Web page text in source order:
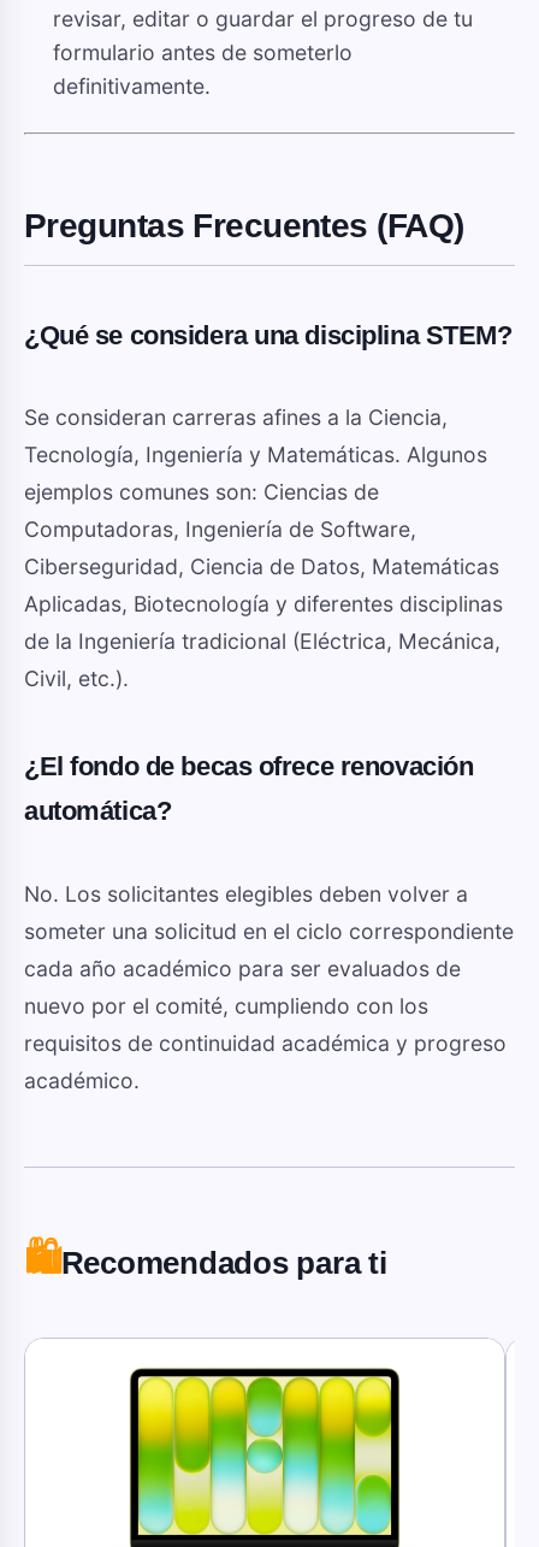
revisar, editar o guardar el progreso de tu
formulario antes de someterlo
definitivamente.
Preguntas Frecuentes (FAQ)
¿Qué se considera una disciplina STEM?
Se consideran carreras afines a la Ciencia,
Tecnología, Ingeniería y Matemáticas. Algunos
ejemplos comunes son: Ciencias de
Computadoras, Ingeniería de Software,
Ciberseguridad, Ciencia de Datos, Matemáticas
Aplicadas, Biotecnología y diferentes disciplinas
de la Ingeniería tradicional (Eléctrica, Mecánica,
Civil, etc.).
¿El fondo de becas ofrece renovación
automática?
No. Los solicitantes elegibles deben volver a
someter una solicitud en el ciclo correspondiente
cada año académico para ser evaluados de
nuevo por el comité, cumpliendo con los
requisitos de continuidad académica y progreso
académico.
🛍️Recomendados para ti